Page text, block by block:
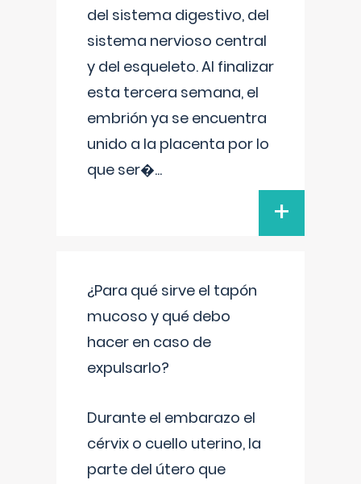
del sistema digestivo, del
sistema nervioso central
y del esqueleto. Al finalizar
esta tercera semana, el
embrión ya se encuentra
unido a la placenta por lo
que ser�...
+
¿Para qué sirve el tapón
mucoso y qué debo
hacer en caso de
expulsarlo?
Durante el embarazo el
cérvix o cuello uterino, la
parte del útero que